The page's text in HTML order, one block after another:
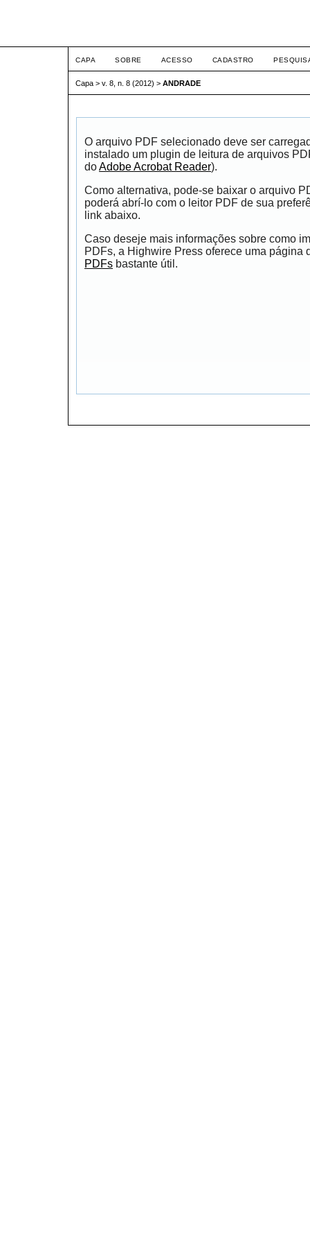
CAPA SOBRE ACESSO CADASTRO
Capa > v. 8, n. 8 (2012) > ANDRADE
O arquivo PDF selecionado deve ser
instalado um plugin de leitura de arquivos
doAdobe Acrobat Reader).
Como alternativa, pode-se baixar o arquivo
poderá abrí-lo com o leitor PDF de sua
link abaixo.
Caso deseje mais informações sobre como
PDFs, a Highwire Press oferece uma página
PDFs bastante útil.